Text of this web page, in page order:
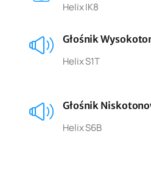
Helix IK8
Głośnik
Helix S1T
Głośnik
Helix S6B